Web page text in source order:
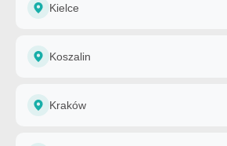
Kielce
Koszalin
Kraków